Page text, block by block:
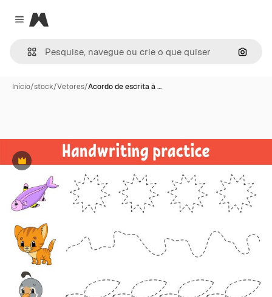
Close menu
Magnific
Início/stock/Vetores/Acordo de escrita à …
Premium